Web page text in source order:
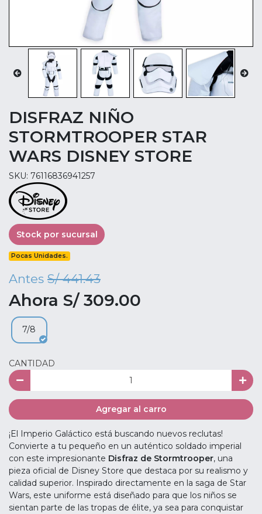
DISFRAZ NIÑO
STORMTROOPER STAR
WARS DISNEY STORE
SKU: 76116836941257
Stock por sucursal
Pocas Unidades.
Antes S/ 441.43
Ahora S/ 309.00
7/8
CANTIDAD
Agregar al carro
¡El Imperio Galáctico está buscando nuevos reclutas!
Convierte a tu pequeño en un auténtico soldado imperial
con este impresionante Disfraz de Stormtrooper, una
pieza oficial de Disney Store que destaca por su realismo y
calidad superior. Inspirado directamente en la saga de Star
Wars, este uniforme está diseñado para que los niños se
sientan parte de las tropas de élite, ya sea para conquistar